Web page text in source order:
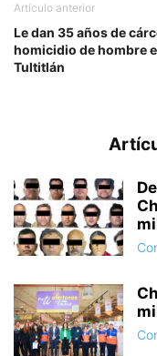
Artículo anterior
Le dan 35 años de
homicidio de hombre
Tultitlán